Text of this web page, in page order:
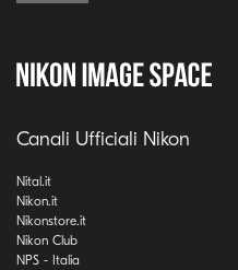
Canali Ufficiali Nikon
Nital.it
Nikon.it
Nikonstore.it
Nikon Club
NPS - Italia